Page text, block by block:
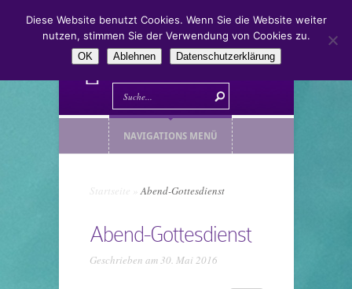
NAVIGATIONS MENÜ
Startseite Abend-Gottesdienst
Abend-Gottesdienst
Geschrieben am 30. Mai 2016
Diese Website benutzt Cookies. Wenn Sie die Website weiter
nutzen, stimmen Sie der Verwendung von Cookies zu.
OK Ablehnen Datenschutzerklärung